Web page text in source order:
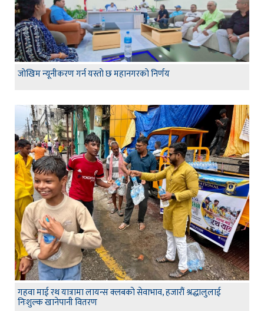
जाेखिम न्यूनीकरण गर्न यस्ताे छ महानगरकाे निर्णय
गहवा माई रथ यात्रामा लायन्स क्लबको सेवाभाव, हजारौं श्रद्धालुलाई
निःशुल्क खानेपानी वितरण